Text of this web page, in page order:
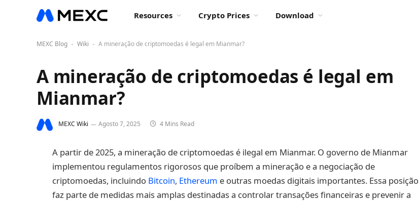
Resources Crypto Prices Download
MEXC Blog - Wiki - A mineração de criptomoedas é legal em Mianmar?
A mineração de criptomoedas é legal em
Mianmar?
MEXC Wiki Agosto 7, 2025 4 Mins Read
A partir de 2025, a mineração de criptomoedas é ilegal em Mianmar. O governo de Mianmar
implementou regulamentos rigorosos que proíbem a mineração e a negociação de
criptomoedas, incluindo Bitcoin, Ethereum e outras moedas digitais importantes. Essa posição
faz parte de medidas mais amplas destinadas a controlar transações financeiras e prevenir a